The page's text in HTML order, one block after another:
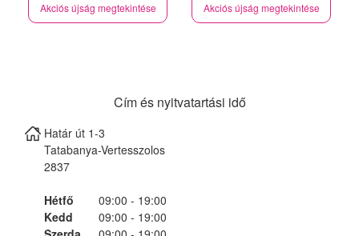
Akciós újság megtekintése Akciós újság megtekintése
Cím és nyitvatartási idő
Határ út 1-3
Tatabanya-Vertesszolos
2837
Hétfő
09:00 - 19:00
Kedd
09:00 - 19:00